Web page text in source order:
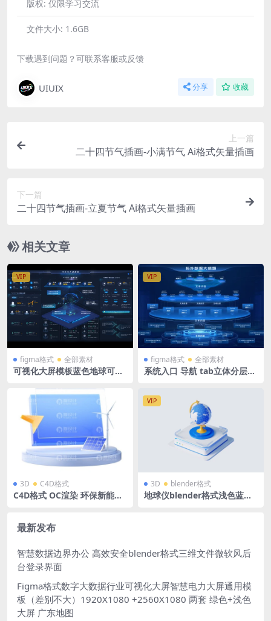
版权: 仅限学习交流
文件大小: 1.6GB
下载遇到问题？可联系客服或反馈
UIUIX 分享 收藏
上一篇
二十四节气插画-小满节气 Ai格式矢量插画
下一篇
二十四节气插画-立夏节气 Ai格式矢量插画
相关文章
VIP
figma格式 全部素材
可视化大屏模板蓝色地球可视
VIP
figma格式 全部素材
系统入口 导航 tab立体分层
3D C4D格式
C4D格式 OC渲染 环保新能源
VIP
3D blender格式
地球仪blender格式浅色蓝白
最新发布
智慧数据边界办公 高效安全blender格式三维文件微软风后
台登录界面
Figma格式数字大数据行业可视化大屏智慧电力大屏通用模
板（差别不大）1920X1080 +2560X1080 两套 绿色+浅色
大屏 广东地图